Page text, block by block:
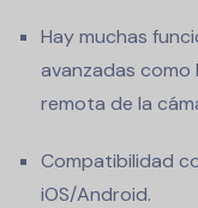
Hay muchas
avanzadas
remota de la
Compatibilidad
iOS/Android.